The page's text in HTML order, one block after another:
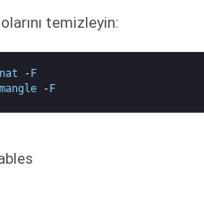
temizleyin:
nat - F
mangle - F